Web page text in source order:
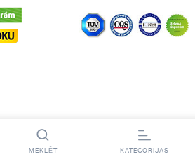
MEKLĒT KATEGORIJAS